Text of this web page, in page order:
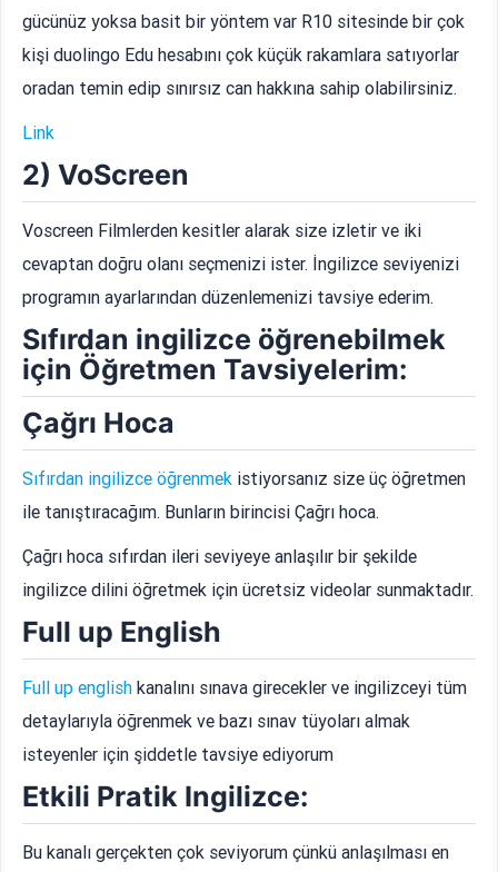
gücünüz yoksa basit bir yöntem var R10 sitesinde bir çok
kişi duolingo Edu hesabını çok küçük rakamlara satıyorlar
oradan temin edip sınırsız can hakkına sahip olabilirsiniz.
Link
2) VoScreen
Voscreen Filmlerden kesitler alarak size izletir ve iki
cevaptan doğru olanı seçmenizi ister. İngilizce seviyenizi
programın ayarlarından düzenlemenizi tavsiye ederim.
Sıfırdan ingilizce öğrenebilmek
için Öğretmen Tavsiyelerim:
Çağrı Hoca
Sıfırdan ingilizce öğrenmek istiyorsanız size üç öğretmen
ile tanıştıracağım. Bunların birincisi Çağrı hoca.
Çağrı hoca sıfırdan ileri seviyeye anlaşılır bir şekilde
ingilizce dilini öğretmek için ücretsiz videolar sunmaktadır.
Full up English
Full up english kanalını sınava girecekler ve ingilizceyi tüm
detaylarıyla öğrenmek ve bazı sınav tüyoları almak
isteyenler için şiddetle tavsiye ediyorum
Etkili Pratik Ingilizce:
Bu kanalı gerçekten çok seviyorum çünkü anlaşılması en